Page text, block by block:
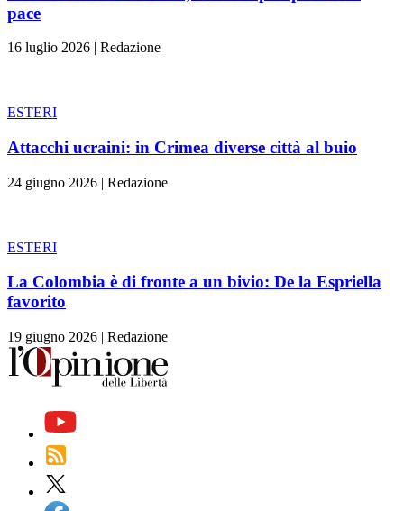
pace
16 luglio 2026 | Redazione
ESTERI
Attacchi ucraini: in Crimea diverse città al buio
24 giugno 2026 | Redazione
ESTERI
La Colombia è di fronte a un bivio: De la Espriella
favorito
19 giugno 2026 | Redazione